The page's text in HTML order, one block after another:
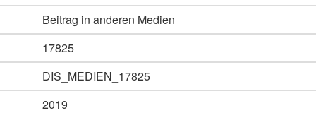
Beitrag in anderen Medien
17825
DIS_MEDIEN_17825
2019